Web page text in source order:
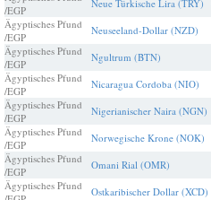
/EGP
Neue Türkische Lira (TRY)
Ägyptisches Pfund
/EGP
Neuseeland-Dollar (NZD)
Ägyptisches Pfund
/EGP
Ngultrum (BTN)
Ägyptisches Pfund
/EGP
Nicaragua Cordoba (NIO)
Ägyptisches Pfund
/EGP
Nigerianischer Naira (NGN)
Ägyptisches Pfund
/EGP
Norwegische Krone (NOK)
Ägyptisches Pfund
/EGP
Omani Rial (OMR)
Ägyptisches Pfund
Ostkaribischer Dollar (XCD)